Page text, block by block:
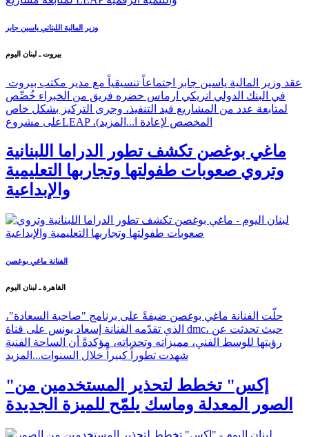
وزير المالية اللبناني ياسين جابر
بيروت ـ لبنان اليوم
في البنك الدولي انريكي ارماس حضره فريق من الخبراء خُصِّص
لمتابعة عدد من المشاريع قيد التنفيذ، وجرى التركيز بشكل خاص
على مشروعLEAP ،(المخصص لإعادة ا... المزيد
ماغي بوغصن تكشف تطور الدراما اللبنانية
وتروي صعوبات طفولتها وتجاربها التعليمية
والإبداعية
الفنانة ماغي بوغصن
القاهرة ـ لبنان اليوم
حلّت الفنانة ماغي بوغصن ضيفةً على برنامج "صاحبة السعادة"،
الذي تقدّمه الفنانة إسعاد يونس على قناة dmc، حيث تحدثت عن
رؤيتها للوسط الفني، مميزاته وتحدياته، مؤكدةً أن الساحة الفنية
شهدت تطوراً كبيراً خلال السنوات... المزيد
"إكس" تخطط لتحذير المستخدمين من
الصور المعدلة وماسك يلمّح للميزة الجديدة